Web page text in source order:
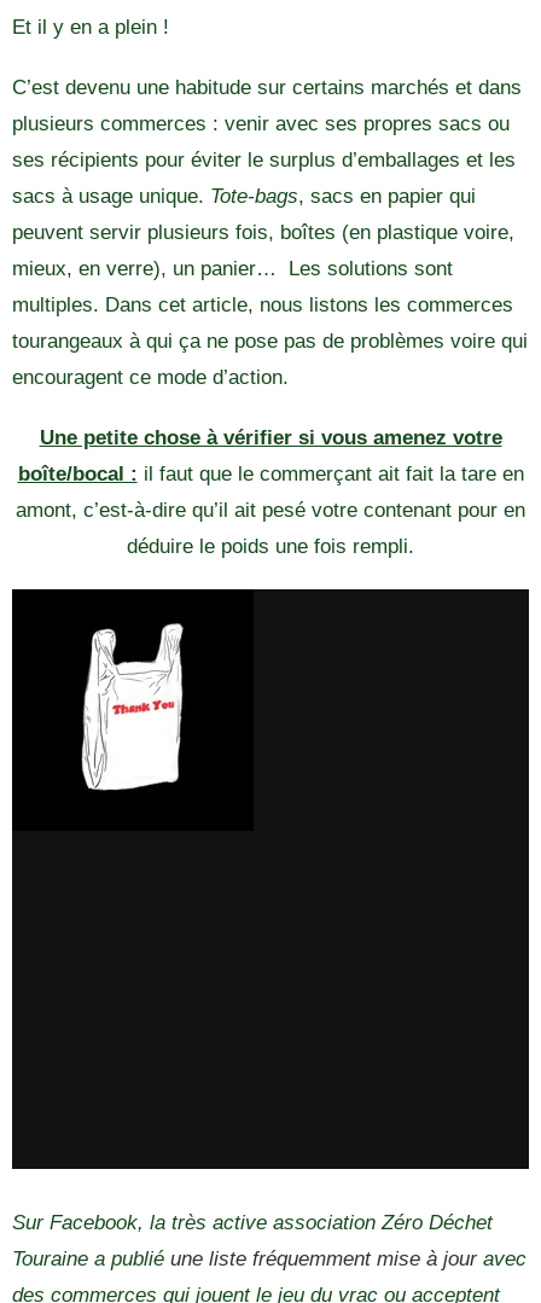
Et il y en a plein !
C’est devenu une habitude sur certains marchés et dans
plusieurs commerces : venir avec ses propres sacs ou
ses récipients pour éviter le surplus d’emballages et les
sacs à usage unique. Tote-bags, sacs en papier qui
peuvent servir plusieurs fois, boîtes (en plastique voire,
mieux, en verre), un panier… Les solutions sont
multiples. Dans cet article, nous listons les commerces
tourangeaux à qui ça ne pose pas de problèmes voire qui
encouragent ce mode d’action.
Une petite chose à vérifier si vous amenez votre
boîte/bocal : il faut que le commerçant ait fait la tare en
amont, c’est-à-dire qu’il ait pesé votre contenant pour en
déduire le poids une fois rempli.
Sur Facebook, la très active association Zéro Déchet
Touraine a publié une liste fréquemment mise à jouravec
des commerces qui jouent le jeu du vrac ou acceptent